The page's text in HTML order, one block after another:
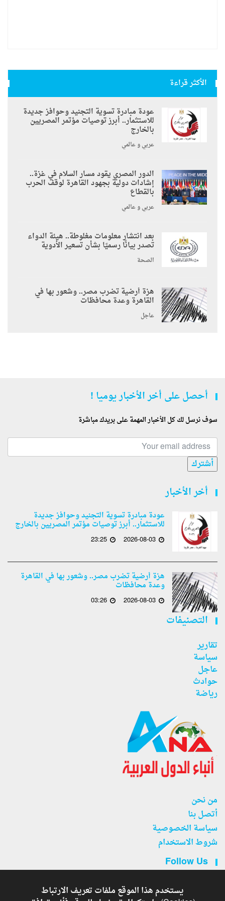
الأكثر قراءة
عودة مبادرة تسوية التجنيد وحوافز جديدة
للاستثمار.. أبرز توصيات مؤتمر المصريين
بالخارج
عربي و عالمي
الدور المصري يقود مسار السلام في غزة..
إشادات دولية بجهود القاهرة لوقف الحرب
بالقطاع
عربي و عالمي
بعد انتشار معلومات مغلوطة.. هيئة الدواء
تصدر بيانًا رسميًا بشأن تسعير الأدوية
الصحة
هزة أرضية تضرب مصر.. وشعور بها في
القاهرة وعدة محافظات
عاجل
أحصل على أخر الأخبار يوميا !
سوف نرسل لك كل الأخبار المهمة على بريدك مباشرة
أشترك
أخر الأخبار
عودة مبادرة تسوية التجنيد وحوافز جديدة
للاستثمار.. أبرز توصيات مؤتمر المصريين بالخارج
2026-08-03
23:25
هزة أرضية تضرب مصر.. وشعور بها في القاهرة
وعدة محافظات
2026-08-03
03:26
التصنيفات
تقارير
سياسة
عاجل
حوادث
رياضة
من نحن
أتصل بنا
سياسة الخصوصية
شروط الاستخدام
Follow Us
يستخدم هذا الموقع ملفات تعريف الارتباط